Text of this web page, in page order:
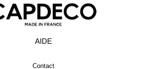
AIDE
Contact